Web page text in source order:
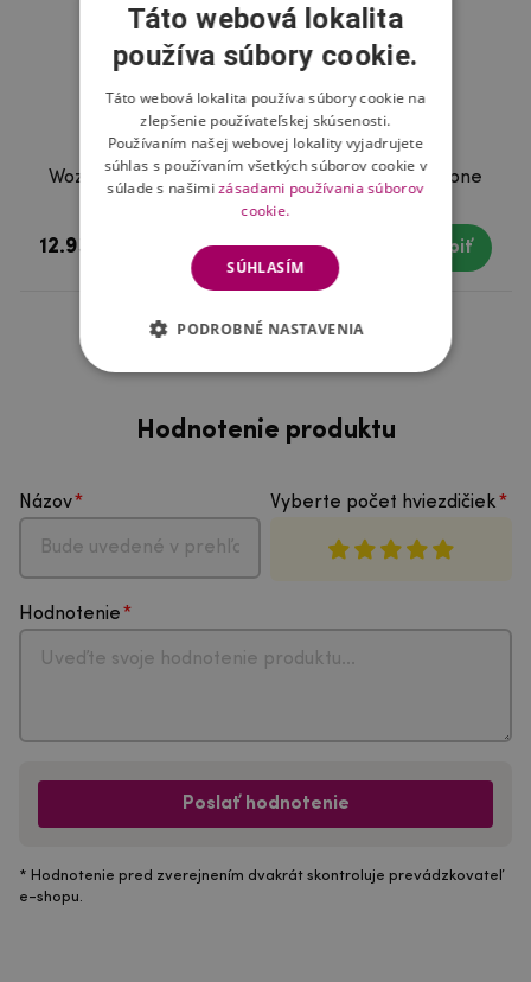
Wozinsky celoplošné tvrdené sklo na mobil iPhone
12/12 Pro - čierne
12.93 € Kúpiť
Hodnotenie produktu
Názov Vyberte počet hviezdičiek
Hodnotenie
Poslať hodnotenie
* Hodnotenie pred zverejnením dvakrát skontroluje prevádzkovateľ
e-shopu.
Táto webová lokalita
používa súbory cookie.
Táto webová lokalita používa súbory cookie na
zlepšenie používateľskej skúsenosti.
Používaním našej webovej lokality vyjadrujete
súhlas s používaním všetkých súborov cookie v
súlade s našimizásadami používania súborov
cookie.
SÚHLASÍM
PODROBNÉ NASTAVENIA